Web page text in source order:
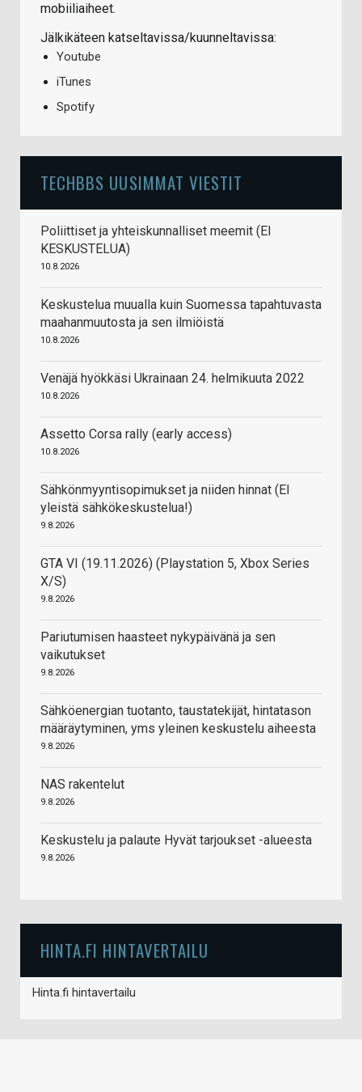
mobiiliaiheet.
Jälkikäteen katseltavissa/kuunneltavissa:
Youtube
iTunes
Spotify
TECHBBS UUSIMMAT VIESTIT
Poliittiset ja yhteiskunnalliset meemit (EI
KESKUSTELUA)
10.8.2026
Keskustelua muualla kuin Suomessa tapahtuvasta
maahanmuutosta ja sen ilmiöistä
10.8.2026
Venäjä hyökkäsi Ukrainaan 24. helmikuuta 2022
10.8.2026
Assetto Corsa rally (early access)
10.8.2026
Sähkönmyyntisopimukset ja niiden hinnat (EI
yleistä sähkökeskustelua!)
9.8.2026
GTA VI (19.11.2026) (Playstation 5, Xbox Series
X/S)
9.8.2026
Pariutumisen haasteet nykypäivänä ja sen
vaikutukset
9.8.2026
Sähköenergian tuotanto, taustatekijät, hintatason
määräytyminen, yms yleinen keskustelu aiheesta
9.8.2026
NAS rakentelut
9.8.2026
Keskustelu ja palaute Hyvät tarjoukset -alueesta
9.8.2026
HINTA.FI HINTAVERTAILU
Hinta.fi hintavertailu